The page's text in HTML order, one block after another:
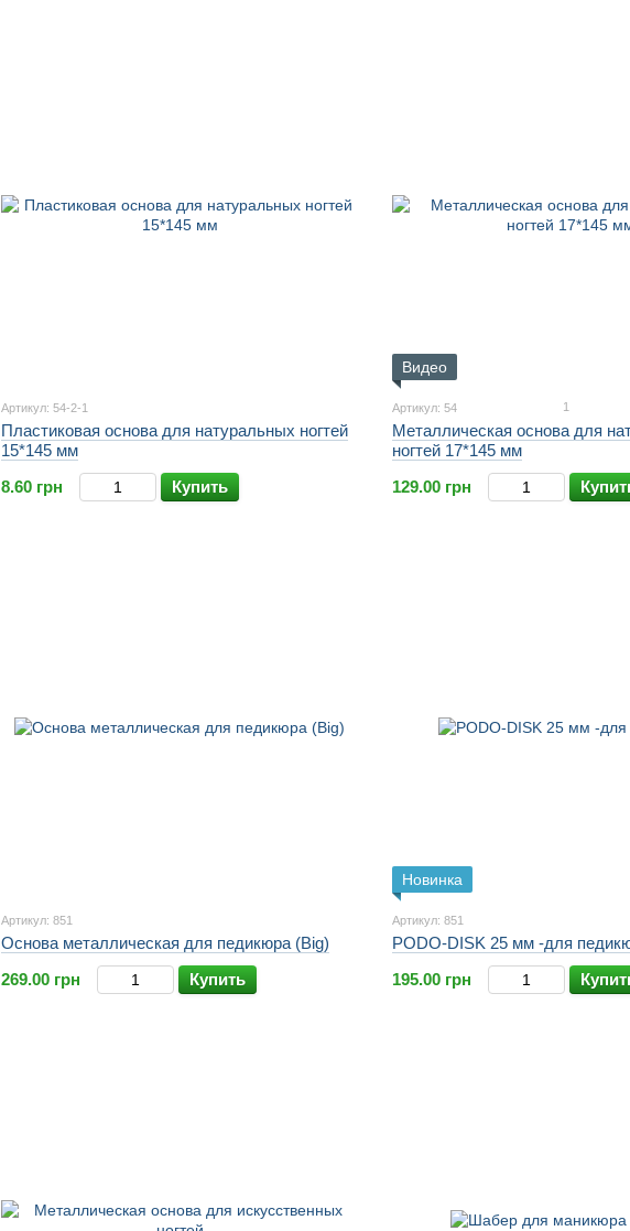
Артикул: 54-2-1
Пластиковая основа для натуральных ногтей
15*145 мм
8.60 грн
Купить
Видео
Артикул: 54 1
Металлическая основа для
ногтей 17*145 мм
129.00 грн
Артикул: 851
Основа металлическая для педикюра (Big)
269.00 грн
Купить
Новинка
Артикул: 851
PODO-DISK 25 мм -для
195.00 грн